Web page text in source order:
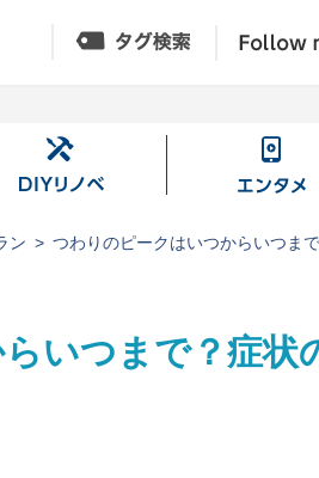
DIY
ノ
エ
タ
ン つわりのピークはいつからいつま
いつまで？症状